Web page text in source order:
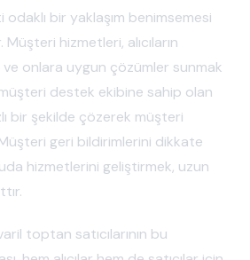
bir yaklaşım benimsemesi
hizmetleri, alıcıların
ve onlara uygun çözümler sunmak
destek ekibine sahip olan
bir şekilde çözerek müşteri
geri bildirimlerini dikkate
hizmetlerini geliştirmek, uzun
toptan satıcılarının bu